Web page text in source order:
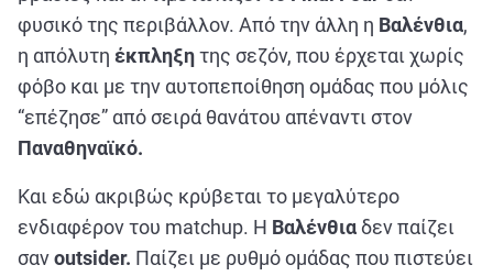
φυσικό της περιβάλλον. Από την άλλη η Βαλένθια,
η απόλυτη έκπληξητης σεζόν, που έρχεται χωρίς
φόβο και με την αυτοπεποίθηση ομάδας που μόλις
“επέζησε” από σειρά θανάτου απέναντι στον
Παναθηναϊκό.
Και εδώ ακριβώς κρύβεται το μεγαλύτερο
ενδιαφέρον του matchup. Η Βαλένθιαδεν παίζει
σανoutsider. Παίζει με ρυθμό ομάδας που πιστεύει